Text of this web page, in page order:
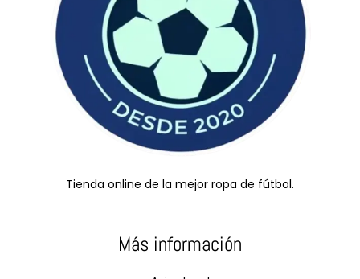
Tienda online de la mejor ropa de fútbol.
Más información